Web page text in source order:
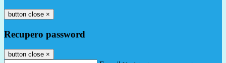
button close ×
Recupero password
button close ×